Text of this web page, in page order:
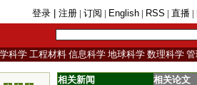
登录 | 注册 | 订阅 | English | RSS | 直播 |
科学 工程材料 信息科学 地球科学 数理科学
相关新闻 相关论文